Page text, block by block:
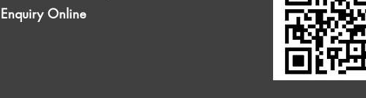
Enquiry Online